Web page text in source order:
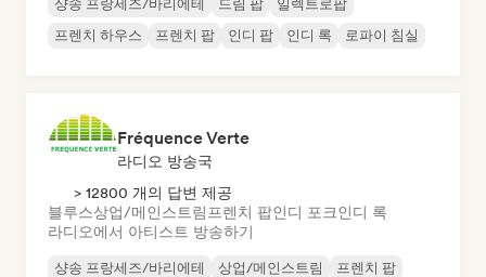
샹송 프랑세즈/바리에테 드림 팝
일렉트로팝
프렌치 하우스
프렌치 팝 인디 팝 인디 록 로파이 침실
Fréquence Verte
라디오 방송국
> 12800 개의 답변 제공
블루스상업/메인스트림 프렌치 팝인디 포크인디 록
라디오에서 아티스트 방송하기
샹송 프랑세즈/바리에테 상업/메인스트림
프렌치 팝